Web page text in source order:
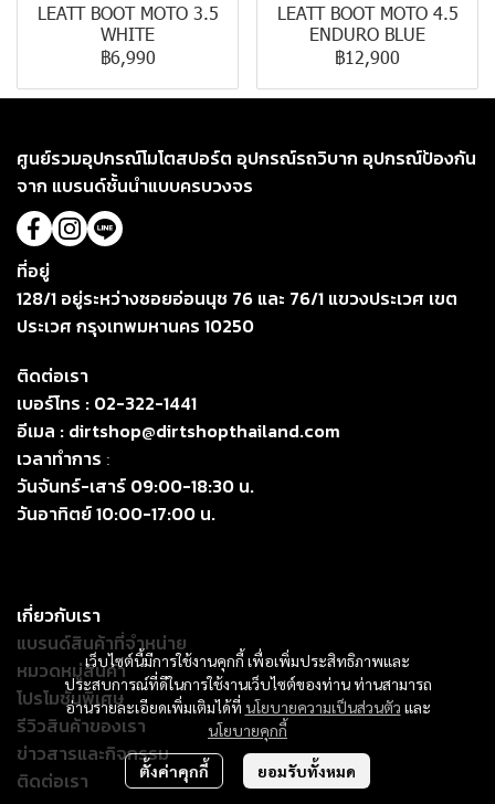
LEATT BOOT MOTO 3.5
WHITE
฿6,990
LEATT BOOT MOTO 4.5
ENDURO BLUE
฿12,900
เว็บไซต์นี้มีการใช้งานคุกกี้ เพื่อเพิ่มประสิทธิภาพและ
ประสบการณ์ที่ดีในการใช้งานเว็บไซต์ของท่าน ท่านสามารถ
อ่านรายละเอียดเพิ่มเติมได้ที่ นโยบายความเป็นส่วนตัว และ
นโยบายคุกกี้
ตั้งค่าคุกกี้ ยอมรับทั้งหมด
ศูนย์รวมอุปกรณ์โมโตสปอร์ต อุปกรณ์รถวิบาก อุปกรณ์ป้องกัน
จาก แบรนด์ชั้นนำแบบครบวงจร
ที่อยู่
128/1 อยู่ระหว่างซอยอ่อนนุช 76 และ 76/1 แขวงประเวศ เขต
ประเวศ กรุงเทพมหานคร 10250
ติดต่อเรา
เบอร์โทร : 02-322-1441
อีเมล : dirtshop@dirtshopthailand.com
เวลาทำการ :
วันจันทร์-เสาร์ 09:00-18:30 น.
วันอาทิตย์ 10:00-17:00 น.
เกี่ยวกับเรา
แบรนด์สินค้าที่จำหน่าย
หมวดหมู่สินค้า
โปรโมชั่นพิเศษ
รีวิวสินค้าของเรา
ข่าวสารและกิจกรรม
ติดต่อเรา